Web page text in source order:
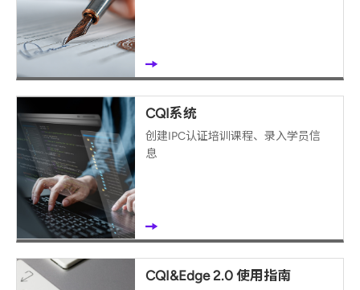
CQI系统
创建IPC认证培训课程、录入学员信
息
CQI&Edge 2.0 使用指南